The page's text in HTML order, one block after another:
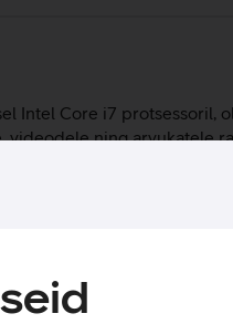
Intel Core i7 protsessoril,
videodele ning arvukatele